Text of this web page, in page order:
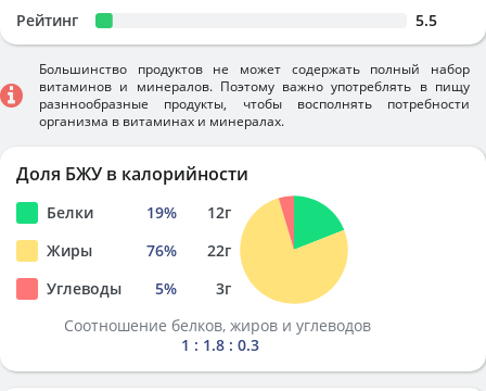
Рейтинг 5.5
Большинство продуктов не может содержать полный набор
витаминов и минералов. Поэтому важно употреблять в пищу
разннообразные продукты, чтобы восполнять потребности
организма в витаминах и минералах.
Доля БЖУ в калорийности
Белки 19% 12г
Жиры
76% 22г
Углеводы
5% 3г
Соотношение белков, жиров и углеводов
1 : 1.8 : 0.3